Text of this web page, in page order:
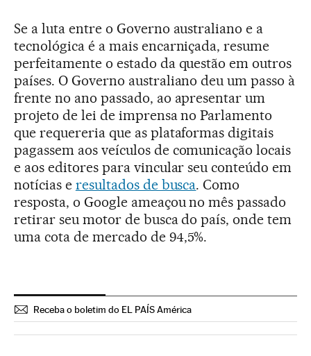
Se a luta entre o Governo australiano e a
tecnológica é a mais encarniçada, resume
perfeitamente o estado da questão em outros
países. O Governo australiano deu um passo à
frente no ano passado, ao apresentar um
projeto de lei de imprensa no Parlamento
que requereria que as plataformas digitais
pagassem aos veículos de comunicação locais
e aos editores para vincular seu conteúdo em
notícias e resultados de busca. Como
resposta, o Google ameaçou no mês passado
retirar seu motor de busca do país, onde tem
uma cota de mercado de 94,5%.
Receba o boletim do EL PAÍS América